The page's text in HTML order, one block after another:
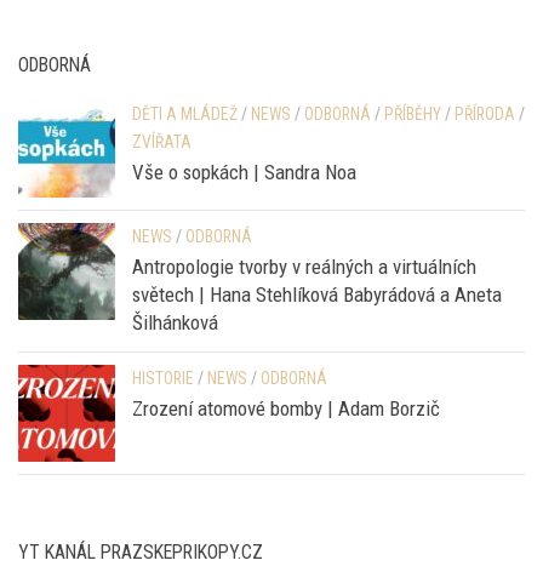
ODBORNÁ
DĚTI A MLÁDEŽ/ NEWS / ODBORNÁ / PŘÍBĚHY/ PŘÍRODA /
ZVÍŘATA
Vše o sopkách | Sandra Noa
NEWS / ODBORNÁ
Antropologie tvorby v reálných a virtuálních
světech | Hana Stehlíková Babyrádová a Aneta
Šilhánková
HISTORIE / NEWS / ODBORNÁ
Zrození atomové bomby | Adam Borzič
YT KANÁL PRAZSKEPRIKOPY.CZ